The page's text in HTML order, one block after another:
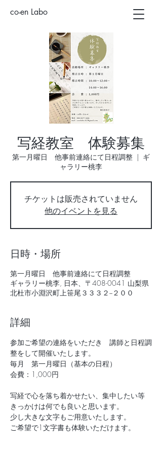
co-en Labo
写経教室 体験募集
第一月曜日 他事前連絡にて日程調整
  |
ギ
ャラリー桃李
チケットは販売されていません
他のイベントを見る
日時・場所
第一月曜日 他事前連絡にて日程調整
ギャラリー桃李, 日本、〒408-0041 山梨県
北杜市小淵沢町上笹尾３３３２−２００
詳細
参加ご希望の連絡をいただき　講師と日程調
整をして開催いたします。
毎月　第一月曜日（基本の日程）
会費：1,000円
写経で心を落ち着かせたい、集中したい等
きっかけは何でも良いと思います。
少し大きな文字もご用意いたします。
ご希望で1文字書も体験いただけます。